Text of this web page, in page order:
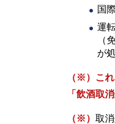
国
運
（
が
（※）こ
「飲酒取
（※） 取